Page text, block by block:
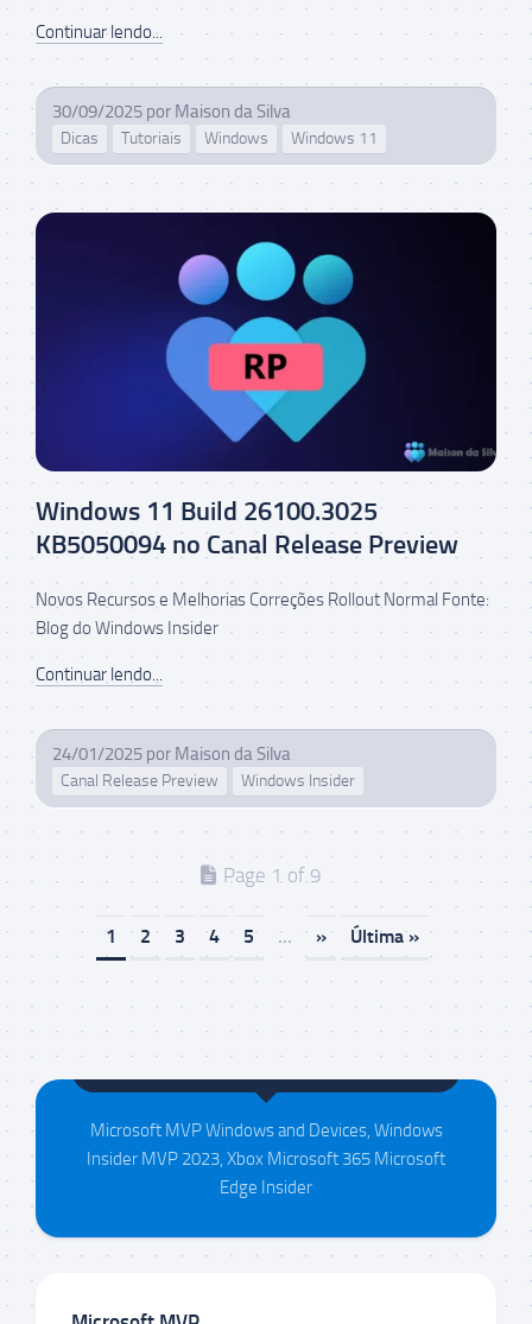
Continuar lendo...
30/09/2025 por Maison da Silva
Dicas Tutoriais Windows Windows 11
Windows 11 Build 26100.3025
KB5050094 no Canal Release Preview
Novos Recursos e Melhorias Correções Rollout Normal Fonte:
Blog do Windows Insider
Continuar lendo...
24/01/2025 por Maison da Silva
Canal Release Preview Windows Insider
Page 1 of 9
1 2 3 4 5 ... » Última »
Microsoft MVP Windows and Devices, Windows
Insider MVP 2023, Xbox Microsoft 365 Microsoft
Edge Insider